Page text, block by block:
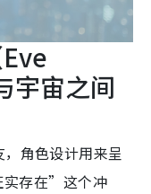
宇宙之间
角色设计用来呈
实存在”这个冲